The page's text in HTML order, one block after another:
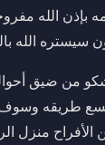
بإذن الله
سيستره الله
من ضيق
طريقه وسوف
الأفراح منزل